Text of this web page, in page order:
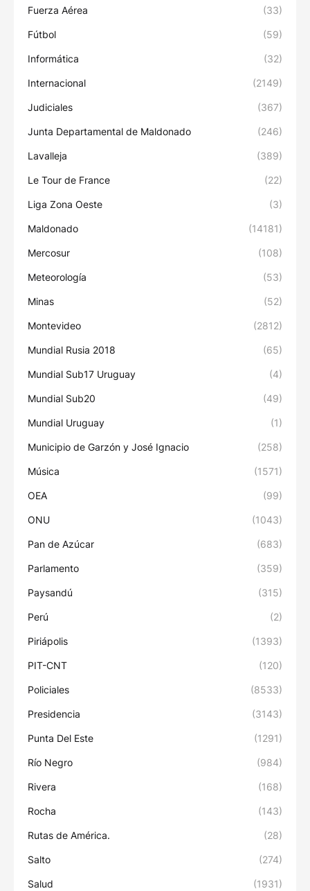
Fuerza Aérea (33)
Fútbol (59)
Informática (32)
Internacional (2149)
Judiciales (367)
Junta Departamental de Maldonado (246)
Lavalleja (389)
Le Tour de France (22)
Liga Zona Oeste (3)
Maldonado (14181)
Mercosur (108)
Meteorología (53)
Minas (52)
Montevideo (2812)
Mundial Rusia 2018 (65)
Mundial Sub17 Uruguay (4)
Mundial Sub20 (49)
Mundial Uruguay (1)
Municipio de Garzón y José Ignacio (258)
Música (1571)
OEA (99)
ONU (1043)
Pan de Azúcar (683)
Parlamento (359)
Paysandú (315)
Perú (2)
Piriápolis (1393)
PIT-CNT (120)
Policiales (8533)
Presidencia (3143)
Punta Del Este (1291)
Río Negro (984)
Rivera (168)
Rocha (143)
Rutas de América. (28)
Salto (274)
Salud (1931)